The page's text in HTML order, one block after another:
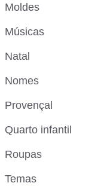
Moldes
Músicas
Natal
Nomes
Provençal
Quarto infantil
Roupas
Temas